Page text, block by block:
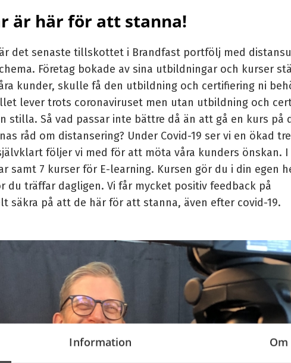
Information Om
är här för att stanna!
det senaste tillskottet i Brandfast portfölj med
Företag bokade av sina utbildningar och kurser
kunder, skulle få den utbildning och certifiering ni
lever trots coronaviruset men utan utbildning och
stilla. Så vad passar inte bättre då än att gå en kurs på
s råd om distansering? Under Covid-19 ser vi en ökad
följer vi med för att möta våra kunders önskan.
samt 7 kurser för E-learning. Kursen gör du i din egen
träffar dagligen. Vi får mycket positiv feedback på
säkra på att de här för att stanna, även efter covid-19.